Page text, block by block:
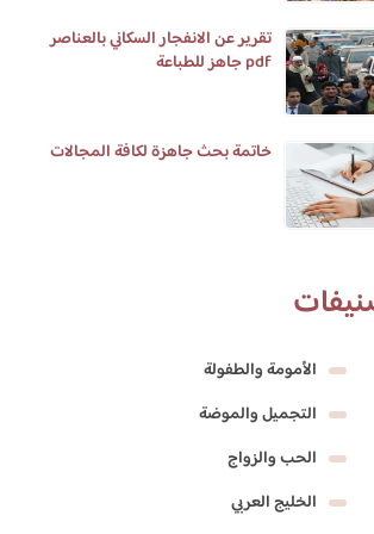
تقرير عن الانفجار السكاني بالعناصر
pdf جاهز للطباعة
خاتمة بحث جاهزة لكافة المجالات
الأمومة والطفولة
التجميل والموضة
الحب والزواج
الخليج العربي